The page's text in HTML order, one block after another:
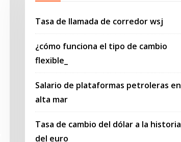
Tasa de llamada de corredor wsj
¿cómo funciona el tipo de cambio
flexible_
Salario de plataformas petroleras en
alta mar
Tasa de cambio del dólar a la historia
del euro